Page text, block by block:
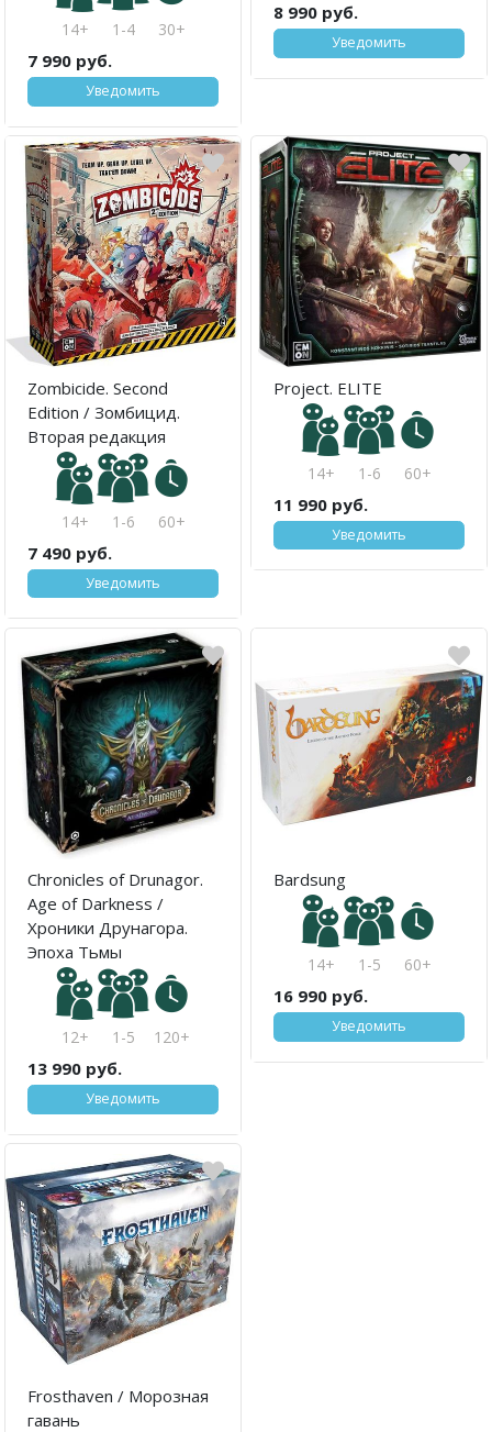
14+ 1-4 30+
7 990 руб.
Уведомить
8 990 руб.
Уведомить
Zombicide. Second
Edition / Зомбицид.
Вторая редакция
14+ 1-6 60+
7 490 руб.
Уведомить
Project. ELITE
14+ 1-6 60+
11 990 руб.
Уведомить
Chronicles of Drunagor.
Age of Darkness /
Хроники Друнагора.
Эпоха Тьмы
12+ 1-5 120+
13 990 руб.
Уведомить
Bardsung
14+ 1-5 60+
16 990 руб.
Уведомить
Frosthaven / Морозная
гавань